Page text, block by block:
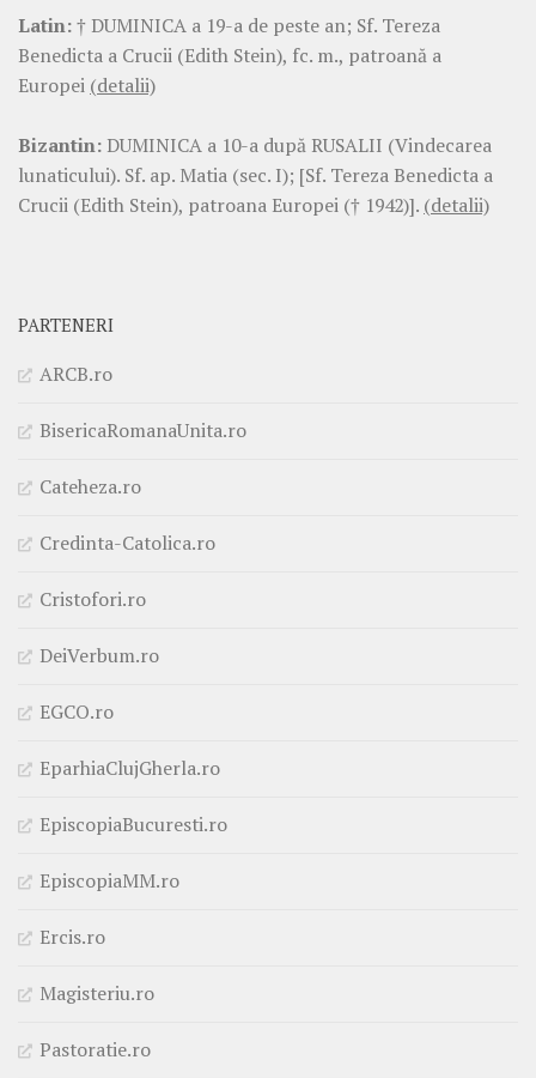
Latin:† DUMINICA a 19-a de peste an; Sf. Tereza
Benedicta a Crucii (Edith Stein), fc. m., patroană a
Europei (detalii)
Bizantin: DUMINICA a 10-a după RUSALII (Vindecarea
lunaticului). Sf. ap. Matia (sec. I); [Sf. Tereza Benedicta a
Crucii (Edith Stein), patroana Europei († 1942)]. (detalii)
PARTENERI
ARCB.ro
BisericaRomanaUnita.ro
Cateheza.ro
Credinta-Catolica.ro
Cristofori.ro
DeiVerbum.ro
EGCO.ro
EparhiaClujGherla.ro
EpiscopiaBucuresti.ro
EpiscopiaMM.ro
Ercis.ro
Magisteriu.ro
Pastoratie.ro